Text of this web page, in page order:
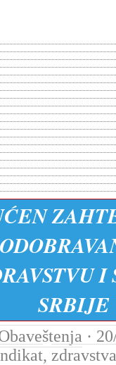
SRBIJE
·
, zdravstva